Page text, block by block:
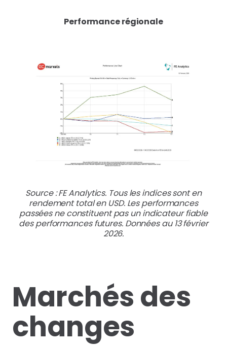
Performance régionale
Source : FE Analytics. Tous les indices sont en
rendement total en USD. Les performances
passées ne constituent pas un indicateur fiable
des performances futures. Données au 13 février
2026.
Marchés des
changes